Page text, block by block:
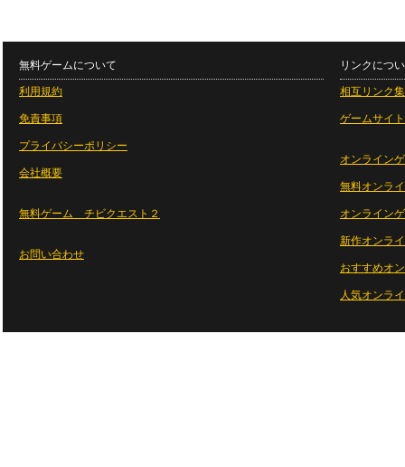
無料ゲームについて
利用規約
免責事項
プライバシーポリシー
会社概要
無料ゲーム チビクエスト２
お問い合わせ
リンクにつ
相互リンク集
ゲームサイ
オンライン
無料オンラ
オンライン
新作オンラ
おすすめオ
人気オンラ